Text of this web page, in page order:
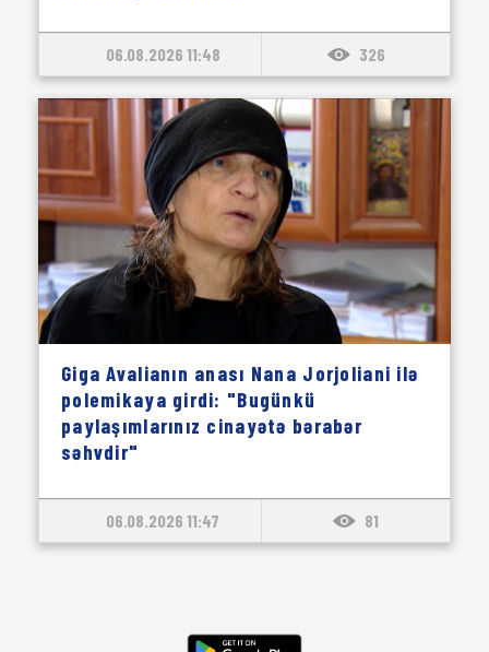
06.08.2026 11:48 326
Giga Avalianın anası Nana Jorjoliani ilə
polemikaya girdi: "Bugünkü
paylaşımlarınız cinayətə bərabər
səhvdir"
06.08.2026 11:47 81